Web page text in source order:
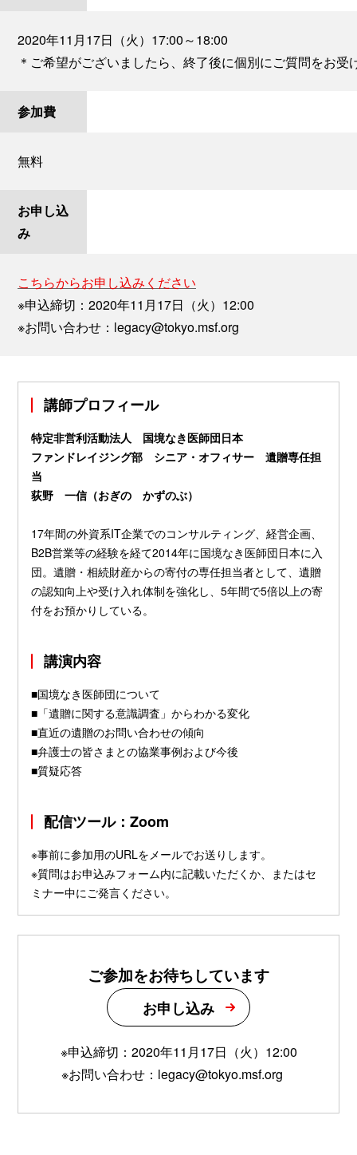
2020年11月17日（火）17:00～18:00
＊ご希望がございましたら、終了後に個別にご質問をお受
参加費
無料
お申し込
み
こちらからお申し込みください
※申込締切：2020年11月17日（火）12:00
※お問い合わせ：legacy@tokyo.msf.org
講師プロフィール
特定非営利活動法人 国境なき医師団日本
ファンドレイジング部 シニア・オフィサー 遺贈専任担
当
荻野 一信（おぎの かずのぶ）
17年間の外資系IT企業でのコンサルティング、経営企画、
B2B営業等の経験を経て2014年に国境なき医師団日本に入
団。遺贈・相続財産からの寄付の専任担当者として、遺贈
の認知向上や受け入れ体制を強化し、5年間で5倍以上の寄
付をお預かりしている。
講演内容
■国境なき医師団について
■「遺贈に関する意識調査」からわかる変化
■直近の遺贈のお問い合わせの傾向
■弁護士の皆さまとの協業事例および今後
■質疑応答
配信ツール：Zoom
※事前に参加用のURLをメールでお送りします。
※質問はお申込みフォーム内に記載いただくか、またはセ
ミナー中にご発言ください。
ご参加をお待ちしています
お申し込み
※申込締切：2020年11月17日（火）12:00
※お問い合わせ：legacy@tokyo.msf.org